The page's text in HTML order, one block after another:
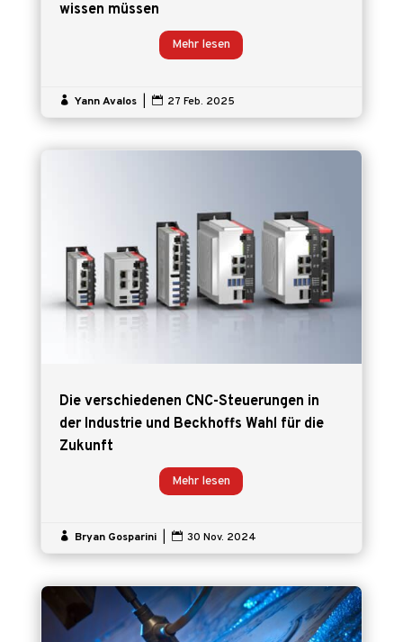
wissen müssen
Mehr lesen
 Yann Avalos  27 Feb. 2025
Die verschiedenen CNC-Steuerungen in
der Industrie und Beckhoffs Wahl für die
Zukunft
Mehr lesen
 Bryan Gosparini  30 Nov. 2024